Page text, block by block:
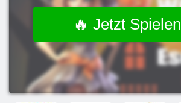
🔥 Jetzt Spielen